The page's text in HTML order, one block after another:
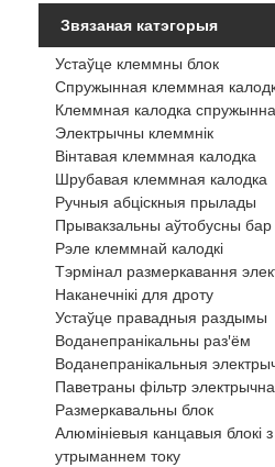
Звязаная катэгорыя
Устаўце клеммны блок
Спружынная клеммная
Клеммная калодка
Электрычны клеммнік
Вінтавая клеммная калодка
Шрубавая клеммная калодка
Ручныя абціскныя прылады
Прывакзальны аўтобусны бар
Рэле клеммнай калодкі
Тэрмінал размеркавання
Наканечнікі для дроту
Устаўце правадныя раздымы
Воданепранікальны раз'ём
Воданепранікальныя
Паветраны фільтр
Размеркавальны блок
Алюмініевыя канцавыя блокі
утрыманнем току